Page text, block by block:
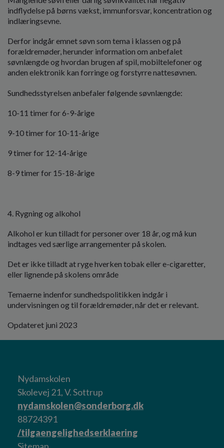
indflydelse på børns vækst, immunforsvar, koncentration og
indlæringsevne.
Derfor indgår emnet søvn som tema i klassen og på
forældremøder, herunder information om anbefalet
søvnlængde og hvordan brugen af spil, mobiltelefoner og
anden elektronik kan forringe og forstyrre nattesøvnen.
Sundhedsstyrelsen anbefaler følgende søvnlængde:
10-11 timer for 6-9-årige
9-10 timer for 10-11-årige
9 timer for 12-14-årige
8-9 timer for 15-18-årige
4. Rygning og alkohol
Alkohol er kun tilladt for personer over 18 år, og må kun
indtages ved særlige arrangementer på skolen.
Det er ikke tilladt at ryge hverken tobak eller e-cigaretter,
eller lignende på skolens område
Temaerne indenfor sundhedspolitikken indgår i
undervisningen og til forældremøder, når det er relevant.
Opdateret juni 2023
Nydamskolen
Skolevej 21, V. Sottrup
nydamskolen@sonderborg.dk
88724391
/tilgaengelighedserklaering
Sitemap